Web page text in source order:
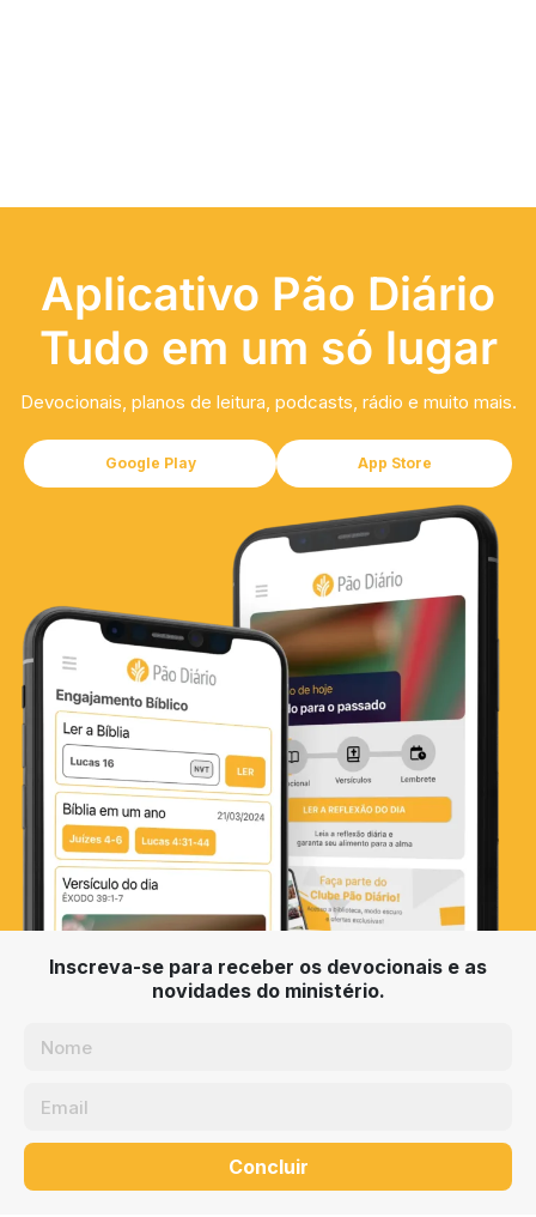
Aplicativo Pão Diário
Tudo em um só lugar
Devocionais, planos de leitura, podcasts, rádio e muito mais.
Google Play App Store
Inscreva-se para receber os devocionais e as
novidades do ministério.
Concluir